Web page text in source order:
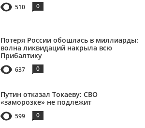
510 0
Потеря России обошлась в миллиарды:
волна ликвидаций накрыла всю
Прибалтику
637 0
Путин отказал Токаеву: СВО
«заморозке» не подлежит
599 0